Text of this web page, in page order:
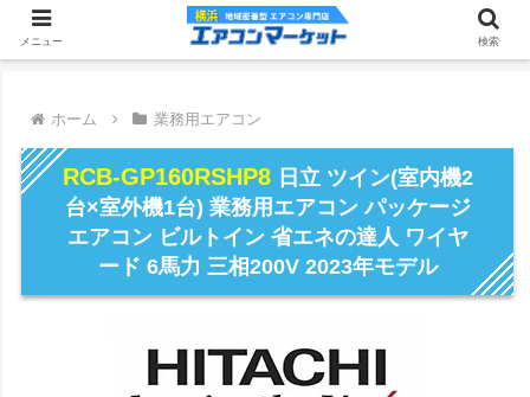
ホーム 業務用エアコン
RCB-GP160RSHP8 日立 ツイン(室内機2
台×室外機1台) 業務用エアコン パッケージ
エアコン ビルトイン 省エネの達人 ワイヤ
ード 6馬力 三相200V 2023年モデル
メニュー 検索